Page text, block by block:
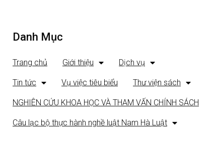
Danh Mục
Trang chủ Giới thiệu Dịch vụ
Tin tức Vụ việc tiêu biểu Thư viện sách
NGHIÊN CỨU KHOA HỌC VÀ THAM VẤN CHÍNH SÁCH
Câu lạc bộ thực hành nghề luật Nam Hà Luật